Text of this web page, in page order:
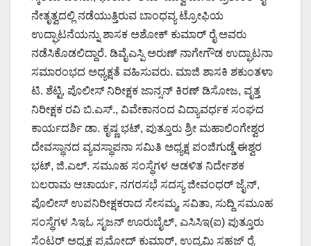
ನೇತೃತ್ವದಲ್ಲಿ ನಡೆಯುತ್ತಿರುವ ಬಾಂಧವ್ಯ ಟ್ರೋಫಿಯ
ಉದ್ಘಾಟನೆಯನ್ನು ಶಾಸಕ ಅಶೋಕ್ ಕುಮಾರ್ ರೈ ಅವರು
ನಡೆಸಿಕೊಡಲಿದ್ದಾರೆ. ಡಿವೈಎಸ್ಪಿ ಅರುಣ್ ನಾಗೇಗೌಡ ಉದ್ಘಾಟನಾ
ಸಮಾರಂಭದ ಅಧ್ಯಕ್ಷತೆ ವಹಿಸುವರು. ಮಾಜಿ ಶಾಸಕಿ ಶಕುಂತಳಾ
ಟಿ. ಶೆಟ್ಟಿ, ಪೊಲೀಸ್ ನಿರೀಕ್ಷಕ ಜಾನ್ಸನ್ ಕಿರಣ್ ಡಿಸೋಜ, ವೃತ್ತ
ನಿರೀಕ್ಷಕ ರವಿ ಬಿ.ಎಸ್., ವಿವೇಕಾನಂದ ವಿದ್ಯಾವರ್ಧಕ ಸಂಘದ
ಕಾರ್ಯದರ್ಶಿ ಡಾ. ಕೃಷ್ಣ ಭಟ್, ಪುತ್ತೂರು ಶ್ರೀ ಮಹಾಲಿಂಗೇಶ್ವರ
ದೇವಸ್ಥಾನದ ವ್ಯವಸ್ಥಾಪನಾ ಸಮಿತಿ ಅಧ್ಯಕ್ಷ ಪಂಜಿಗುಡ್ಡೆ ಈಶ್ವರ
ಭಟ್, ಜಿ.ಎಲ್. ಸಮೂಹ ಸಂಸ್ಥೆಗಳ ಆಡಳಿತ ನಿರ್ದೇಶಕ
ಬಲರಾಮ ಆಚಾರ್ಯ, ನಗರಸಭೆ ಸದಸ್ಯ ಜೀವಂಧರ್ ಜೈನ್,
ಪೊಲೀಸ್ ಉಪನಿರೀಕ್ಷಕರಾದ ಸೇಸಮ್ಮ, ಸವಿತಾ, ಸುದ್ದಿ ಸಮೂಹ
ಸಂಸ್ಥೆಗಳ ಸಿಇಓ ಸೃಜನ್ ಊರುಬೈಲ್, ಎಸಿಸಿಇ(ಐ) ಪುತ್ತೂರು
ಸೆಂಟರ್ ಅಧ್ಯಕ್ಷ ಪ್ರಮೋದ್ ಕುಮಾರ್, ಉದ್ಯಮಿ ಸಹಜ್ ರೈ